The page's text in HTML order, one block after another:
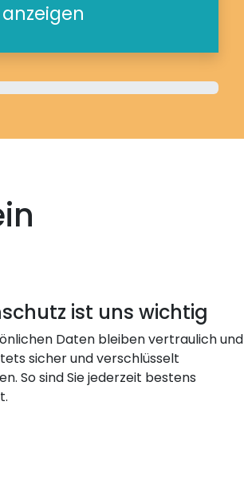
ist uns wichtig
Daten bleiben vertraulich und
sicher und verschlüsselt
So sind Sie jederzeit bestens